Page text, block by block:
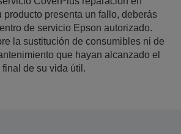
producto presenta un fallo, deberás
de servicio Epson autorizado.
la sustitución de consumibles ni de
que hayan alcanzado el
final de su vida útil.